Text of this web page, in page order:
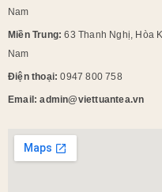
Nam
Miền Trung:63 Thanh Nghị, Hòa
Nam
Điện thoại:0947 800 758
Email: admin@viettuantea.vn